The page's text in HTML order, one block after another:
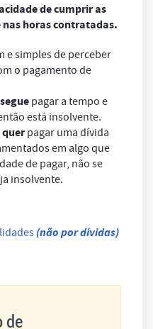
de cumprir as
horas contratadas.
e simples de perceber
o pagamento de
pagar a tempo e
está insolvente.
querpagar uma dívida
em algo que
de pagar, não se
insolvente.
(não por dívidas)
de